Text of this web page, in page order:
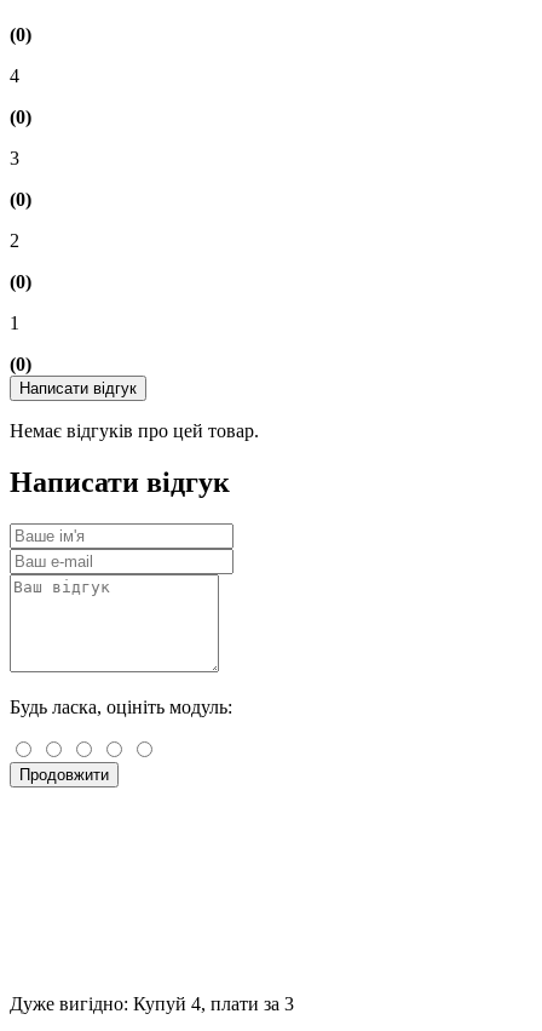
(0)
4
(0)
3
(0)
2
(0)
1
(0)
Написати відгук
Немає відгуків про цей товар.
Написати відгук
Будь ласка, оцініть модуль:
Продовжити
Дуже вигідно: Купуй 4, плати за 3